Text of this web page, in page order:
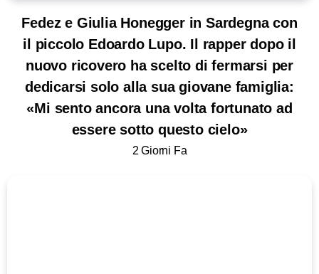
Fedez e Giulia Honegger in Sardegna con
il piccolo Edoardo Lupo. Il rapper dopo il
nuovo ricovero ha scelto di fermarsi per
dedicarsi solo alla sua giovane famiglia:
«Mi sento ancora una volta fortunato ad
essere sotto questo cielo»
2 Giorni Fa